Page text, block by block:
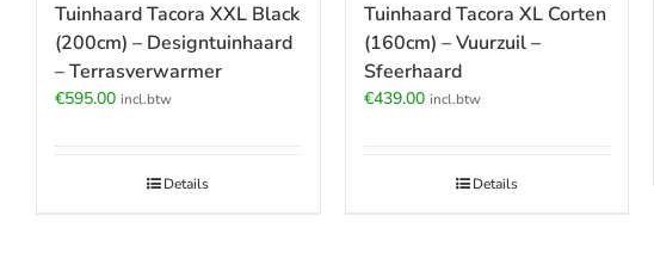
Tuinhaard Tacora XXL Black
(200cm) – Designtuinhaard
– Terrasverwarmer
€595.00 incl.btw
Details
Tuinhaard Tacora XL Corten
(160cm) – Vuurzuil –
Sfeerhaard
€439.00 incl.btw
Details